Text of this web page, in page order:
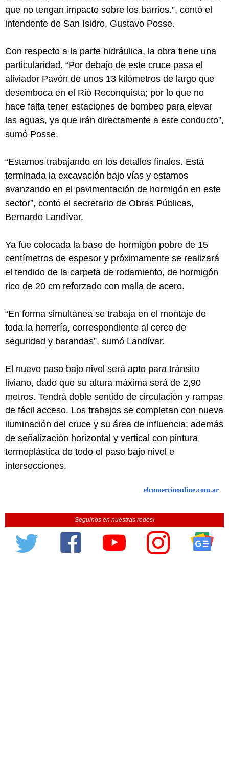
que no tengan impacto sobre los barrios.”, contó el
intendente de San Isidro, Gustavo Posse.
Con respecto a la parte hidráulica, la obra tiene una
particularidad. “Por debajo de este cruce pasa el
aliviador Pavón de unos 13 kilómetros de largo que
desemboca en el Rió Reconquista; por lo que no
hace falta tener estaciones de bombeo para elevar
las aguas, ya que irán directamente a este conducto”,
sumó Posse.
“Estamos trabajando en los detalles finales. Está
terminada la excavación bajo vías y estamos
avanzando en el pavimentación de hormigón en este
sector”, contó el secretario de Obras Públicas,
Bernardo Landívar.
Ya fue colocada la base de hormigón pobre de 15
centímetros de espesor y próximamente se realizará
el tendido de la carpeta de rodamiento, de hormigón
rico de 20 cm reforzado con malla de acero.
“En forma simultánea se trabaja en el montaje de
toda la herrería, correspondiente al cerco de
seguridad y barandas”, sumó Landívar.
El nuevo paso bajo nivel será apto para tránsito
liviano, dado que su altura máxima será de 2,90
metros. Tendrá doble sentido de circulación y rampas
de fácil acceso. Los trabajos se completan con nueva
iluminación del cruce y su área de influencia; además
de señalización horizontal y vertical con pintura
termoplástica de todo el paso bajo nivel e
intersecciones.
elcomercioonline.com.ar
Seguinos en nuestras redes!